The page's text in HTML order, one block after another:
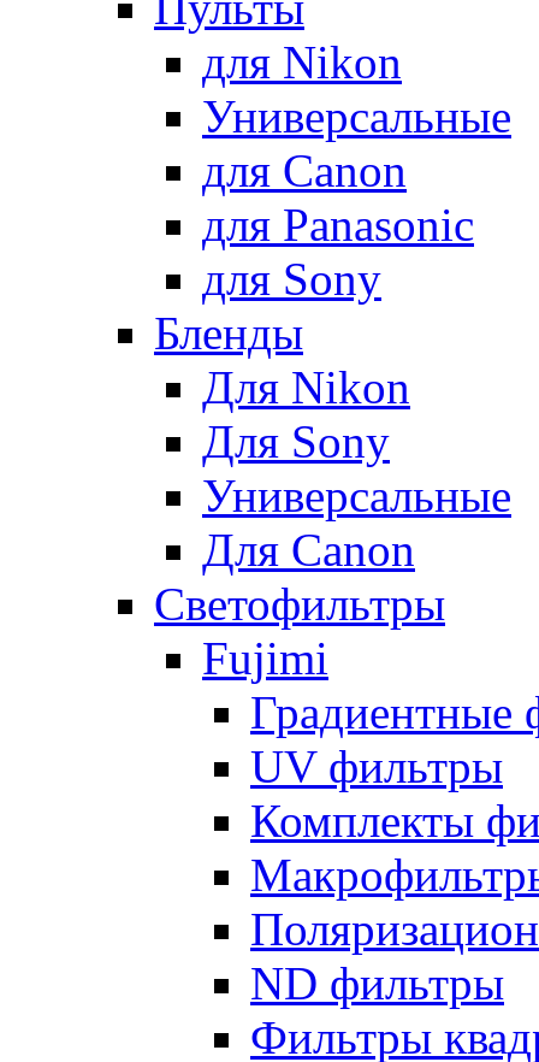
для Nikon
Универсальные
для Canon
для Panasonic
для Sony
Бленды
Для Nikon
Для Sony
Универсальные
Для Canon
Светофильтры
Fujimi
Градиентные
UV фильтры
Комплекты
ND фильтры
Фильтры